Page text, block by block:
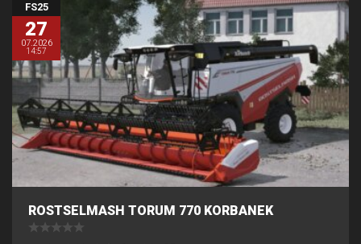
FS25
27
07.2026
14:57
ROSTSELMASH TORUM 770 KORBANEK